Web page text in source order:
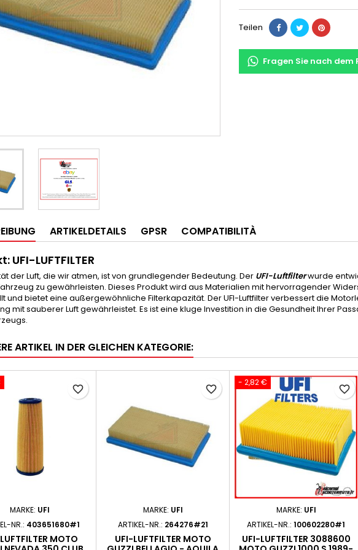
Teilen
Fragen Sie nach
ARTIKELDETAILS GPSR COMPATIBILITÀ
UFI-LUFTFILTER
der Luft, die wir atmen, ist von grundlegender Bedeutung. Der UFI-Luftfilterwurde
zu gewährleisten. Dieses Produkt wird aus Materialien mit hervorragender
und bietet eine außergewöhnliche Filterkapazität. Der UFI-Luftfilter verbessert die
mit sauberer Luft gewährleistet. Es ist eine kluge Investition in die Gesundheit Ihrer
ARTIKEL IN DER GLEICHEN KATEGORIE:
MARKE: UFI
NR.: 403651680#1
MOTO
favorite_border
MARKE: UFI
ARTIKEL-NR.: 264276#21
UFI-LUFTFILTER MOTO
favorite_border
- 2,82 €
MARKE: UFI
ARTIKEL-NR.: 100602280#1
UFI-LUFTFILTER 3088600
favorite_border